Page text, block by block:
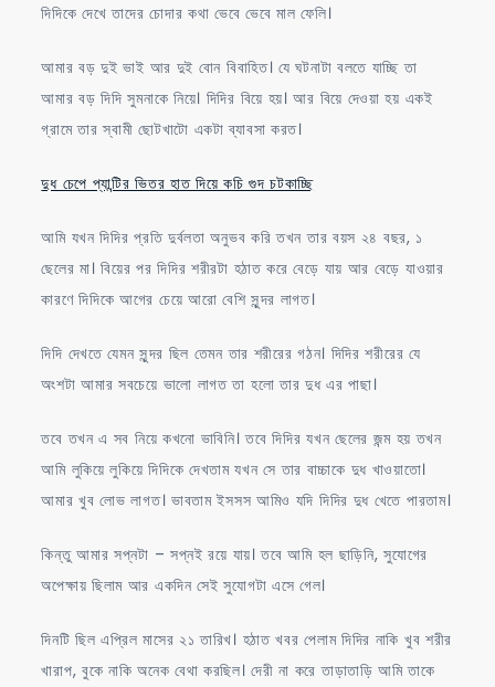
দিদিকে দেখে তাদের চোদার কথা ভেবে ভেবে মাল ফেলি।
আমার বড় দুই ভাই আর দুই বোন বিবাহিত। যে ঘটনাটা বলতে যাচ্ছি তা
আমার বড় দিদি সুমনাকে নিয়ে। দিদির বিয়ে হয়। আর বিয়ে দেওয়া হয় একই
গ্রামে তার স্বামী ছোটখাটো একটা ব্যাবসা করত।
দুধ চেপে প্যান্টির ভিতর হাত দিয়ে কচি গুদ চটকাচ্ছি
আমি যখন দিদির প্রতি দুর্বলতা অনুভব করি তখন তার বয়স ২৪ বছর, ১
ছেলের মা। বিয়ের পর দিদির শরীরটা হঠাত করে বেড়ে যায় আর বেড়ে যাওয়ার
কারণে দিদিকে আগের চেয়ে আরো বেশি সুন্দর লাগত।
দিদি দেখতে যেমন সুন্দর ছিল তেমন তার শরীরের গঠন। দিদির শরীরের যে
অংশটা আমার সবচেয়ে ভালো লাগত তা হলো তার দুধ এর পাছা।
তবে তখন এ সব নিয়ে কখনো ভাবিনি। তবে দিদির যখন ছেলের জন্ম হয় তখন
আমি লুকিয়ে লুকিয়ে দিদিকে দেখতাম যখন সে তার বাচ্চাকে দুধ খাওয়াতো।
আমার খুব লোভ লাগত। ভাবতাম ইসসস আমিও যদি দিদির দুধ খেতে পারতাম।
কিন্তু আমার সপ্নটা – সপ্নই রয়ে যায়। তবে আমি হল ছাড়িনি, সুযোগের
অপেক্ষায় ছিলাম আর একদিন সেই সুযোগটা এসে গেল।
দিনটি ছিল এপ্রিল মাসের ২১ তারিখ। হঠাত খবর পেলাম দিদির নাকি খুব শরীর
খারাপ, বুকে নাকি অনেক বেথা করছিল। দেরী না করে তাড়াতাড়ি আমি তাকে